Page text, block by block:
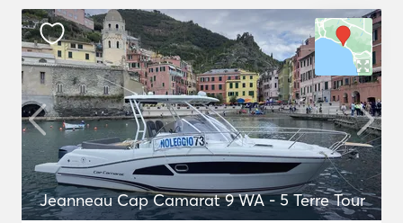
Jeanneau Cap Camarat 9 WA - 5 Terre Tour